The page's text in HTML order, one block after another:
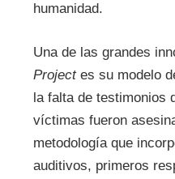
humanidad.
Una de las grandes
Projectes su modelo
la falta de testimonios
víctimas fueron
metodología que
auditivos, primeros